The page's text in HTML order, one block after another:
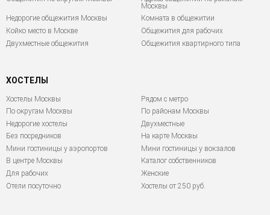
Москвы
Недорогие общежития Москвы
Комната в общежитии
Койко место в Москве
Общежития для рабочих
Двухместные общежития
Общежития квартирного типа
ХОСТЕЛЫ
Хостелы Москвы
По округам Москвы
Недорогие хостелы
Без посредников
Мини гостиницы у аэропортов
В центре Москвы
Для рабочих
Отели посуточно
Рядом с метро
По районам Москвы
Двухместные
На карте Москвы
Мини гостиницы у вокзалов
Каталог собственников
Женские
Хостелы от 250 руб.